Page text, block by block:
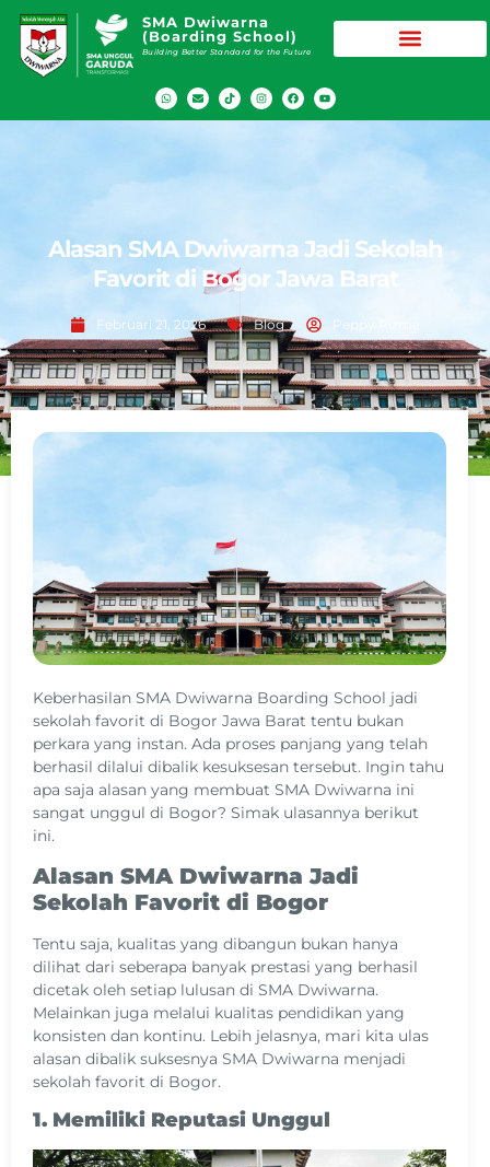
SMA Dwiwarna
(Boarding School)
Building Better Standard for the Future
Alasan SMA Dwiwarna Jadi Sekolah
Favorit di Bogor Jawa Barat
Februari 21, 2026 Blog Peppy Rizma
Keberhasilan SMA Dwiwarna Boarding School jadi
sekolah favorit di Bogor Jawa Barat tentu bukan
perkara yang instan. Ada proses panjang yang telah
berhasil dilalui dibalik kesuksesan tersebut. Ingin tahu
apa saja alasan yang membuat SMA Dwiwarna ini
sangat unggul di Bogor? Simak ulasannya berikut
ini.
Alasan SMA Dwiwarna Jadi
Sekolah Favorit di Bogor
Tentu saja, kualitas yang dibangun bukan hanya
dilihat dari seberapa banyak prestasi yang berhasil
dicetak oleh setiap lulusan di SMA Dwiwarna.
Melainkan juga melalui kualitas pendidikan yang
konsisten dan kontinu. Lebih jelasnya, mari kita ulas
alasan dibalik suksesnya SMA Dwiwarna menjadi
sekolah favorit di Bogor.
1. Memiliki Reputasi Unggul